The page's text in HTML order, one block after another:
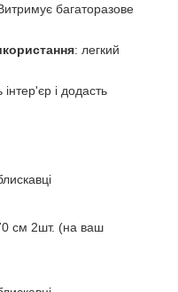
багаторазове
: легкий
і додасть
см 2шт. (на ваш